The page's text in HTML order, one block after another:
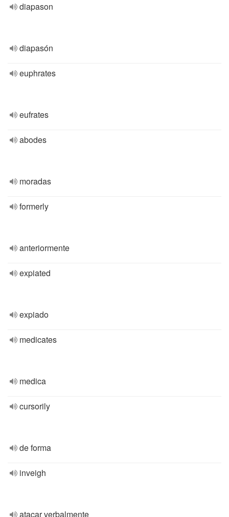
diapason
diapasón
euphrates
eufrates
abodes
moradas
formerly
anteriormente
expiated
expiado
medicates
medica
cursorily
de forma
inveigh
atacar verbalmente